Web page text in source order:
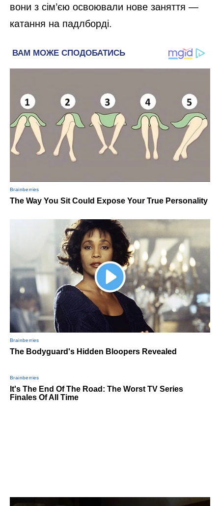
вони з сім’єю освоювали нове заняття —
катання на падлборді.